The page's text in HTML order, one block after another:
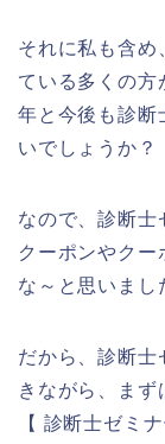
それに私も含め
ている多くの
年と今後も診断
いでしょうか？
なので、診断士
クーポンやクー
な～と思いまし
だから、診断士
きながら、まず
【 診断士ゼミ